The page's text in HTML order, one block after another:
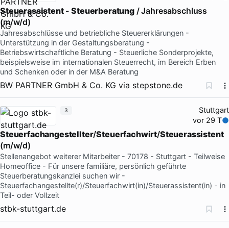
Steuerassistent-Steuerberatung/ Jahresabschluss
(m/w/d)
Jahresabschlüsse und betriebliche Steuererklärungen -
Unterstützung in der Gestaltungsberatung -
Betriebswirtschaftliche Beratung - Steuerliche Sonderprojekte,
beispielsweise im internationalen Steuerrecht, im Bereich Erben
und Schenken oder in der M&A Beratung
BW PARTNER GmbH & Co. KG via stepstone.de
Stuttgart
vor 29 T
Steuerfachangestellter/Steuerfachwirt/Steuerassistent
(m/w/d)
Stellenangebot weiterer Mitarbeiter - 70178 - Stuttgart - Teilweise
Homeoffice - Für unsere familiäre, persönlich geführte
Steuerberatungskanzlei suchen wir -
Steuerfachangestellte(r)/Steuerfachwirt(in)/Steuerassistent(in) - in
Teil- oder Vollzeit
stbk-stuttgart.de
3